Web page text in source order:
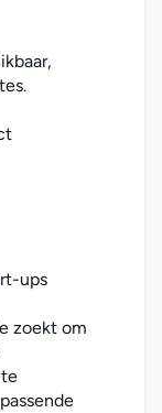
ups
zoekt om